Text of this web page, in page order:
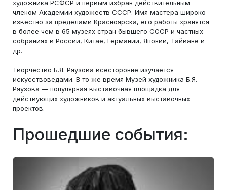
художника РСФСР и первым избран действительным
членом Академии художеств СССР. Имя мастера широко
известно за пределами Красноярска, его работы хранятся
в более чем в 65 музеях стран бывшего СССР и частных
собраниях в России, Китае, Германии, Японии, Тайване и
др.
Творчество Б.Я. Ряузова всесторонне изучается
искусствоведами. В то же время Музей художника Б.Я.
Ряузова — популярная выставочная площадка для
действующих художников и актуальных выставочных
проектов.
Прошедшие события: